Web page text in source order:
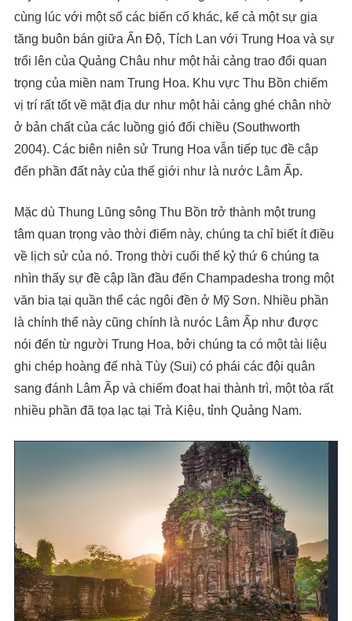
cùng lúc với một số các biến cố khác, kể cả một sự gia
tăng buôn bán giữa Ấn Độ, Tích Lan với Trung Hoa và sự
trổi lên của Quảng Châu như một hải cảng trao đổi quan
trọng của miền nam Trung Hoa. Khu vực Thu Bồn chiếm
vị trí rất tốt về mặt địa dư như một hải cảng ghé chân nhờ
ở bản chất của các luồng gió đổi chiều (Southworth
2004). Các biên niên sử Trung Hoa vẫn tiếp tục đề cập
đến phần đất này của thế giới như là nước Lâm Ấp.
Mặc dù Thung Lũng sông Thu Bồn trở thành một trung
tâm quan trọng vào thời điểm này, chúng ta chỉ biết ít điều
về lịch sử của nó. Trong thời cuối thế kỷ thứ 6 chúng ta
nhìn thấy sự đề cập lần đầu đến Champadesha trong một
văn bia tại quần thể các ngôi đền ở Mỹ Sơn. Nhiều phần
là chính thể này cũng chính là nưóc Lâm Ấp như được
nói đến từ người Trung Hoa, bởi chúng ta có một tài liệu
ghi chép hoàng đế nhà Tùy (Sui) có phái các đội quân
sang đánh Lâm Ấp và chiếm đoạt hai thành trì, một tòa rất
nhiều phần đã tọa lạc tại Trà Kiệu, tỉnh Quảng Nam.